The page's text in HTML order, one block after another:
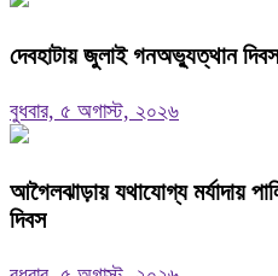
দেবহাটায় জুলাই গনঅভ্যুত্থান
বুধবার, ৫ অগাস্ট, ২০২৬
আগৈলঝাড়ায় যথাযোগ্য মর্যাদায়
দিবস